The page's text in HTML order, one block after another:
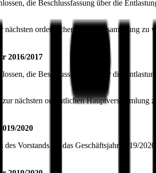
die Beschlussfassung über die
ordentlichen Hauptversammlung zu
2016/2017
die Beschlussfassung über die
nächsten ordentlichen Hauptversammlung
2020
Vorstands für das Geschäftsjahr 2019/